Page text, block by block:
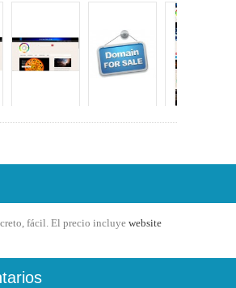
fácil. El precio incluyewebsite